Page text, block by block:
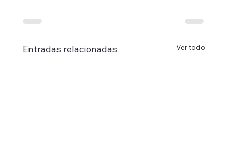
Entradas relacionadas Ver todo